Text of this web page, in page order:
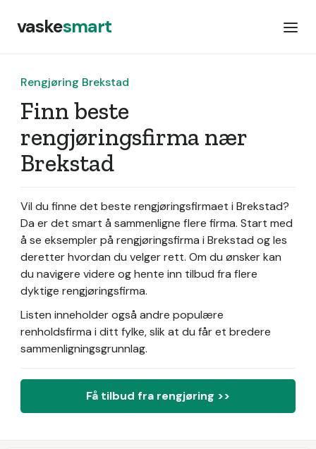
vaskesmart
Rengjøring Brekstad
Finn beste
rengjøringsfirma nær
Brekstad
Vil du finne det beste rengjøringsfirmaet i Brekstad?
Da er det smart å sammenligne flere firma. Start med
å se eksempler på rengjøringsfirma i Brekstad og les
deretter hvordan du velger rett. Om du ønsker kan
du navigere videre og hente inn tilbud fra flere
dyktige rengjøringsfirma.
Listen inneholder også andre populære
renholdsfirma i ditt fylke, slik at du får et bredere
sammenligningsgrunnlag.
Få tilbud fra rengjøring >>